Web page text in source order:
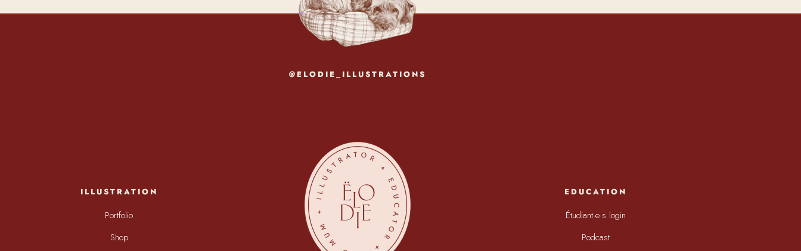
@ELODIE_ILLUSTRATIONS
ILLUSTRATION
Portfolio
Shop
EDUCATION
Étudiant·e·s login
Podcast